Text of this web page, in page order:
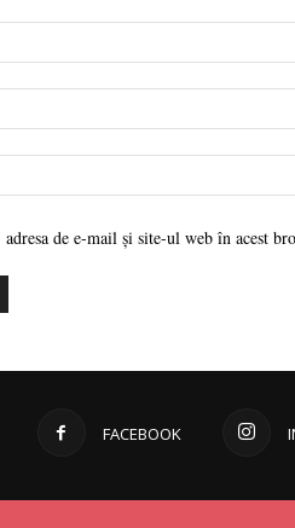
de e-mail și site-ul web în acest
FACEBOOK